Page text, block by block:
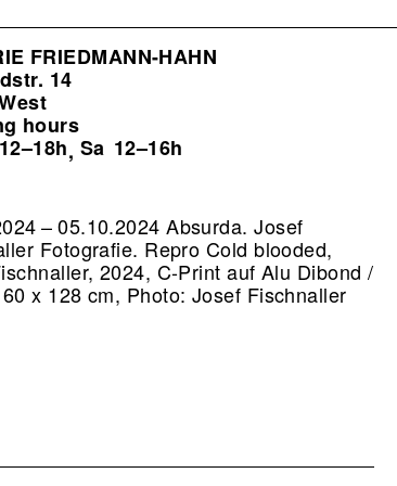
FRIEDMANN-HAHN
14
hours
12–18h, Sa 12–16h
– 05.10.2024 Absurda. Josef
Fotografie. Repro Cold blooded,
2024, C-Print auf Alu Dibond /
x 128 cm, Photo: Josef Fischnaller